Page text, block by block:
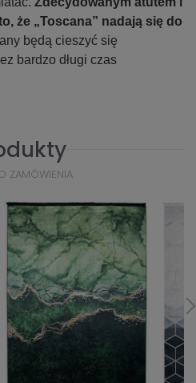
że „Toscana” nadają się do
będą cieszyć się
bardzo długi czas
ZAMÓWIENIA